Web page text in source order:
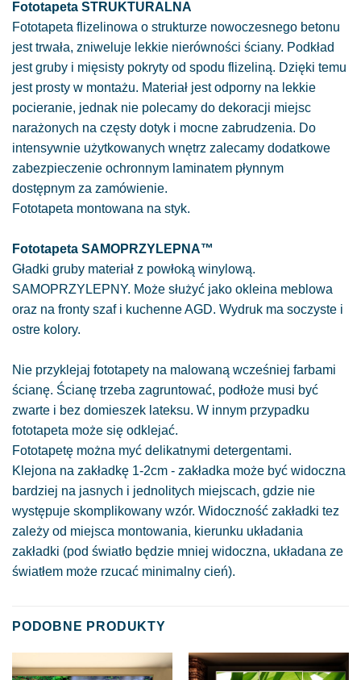
Fototapeta STRUKTURALNA
Fototapeta flizelinowa o strukturze nowoczesnego betonu
jest trwała, zniweluje lekkie nierówności ściany. Podkład
jest gruby i mięsisty pokryty od spodu flizeliną. Dzięki temu
jest prosty w montażu. Materiał jest odporny na lekkie
pocieranie, jednak nie polecamy do dekoracji miejsc
narażonych na częsty dotyk i mocne zabrudzenia. Do
intensywnie użytkowanych wnętrz zalecamy dodatkowe
zabezpieczenie ochronnym laminatem płynnym
dostępnym za zamówienie.
Fototapeta montowana na styk.
Fototapeta SAMOPRZYLEPNA™
Gładki gruby materiał z powłoką winylową.
SAMOPRZYLEPNY. Może służyć jako okleina meblowa
oraz na fronty szaf i kuchenne AGD. Wydruk ma soczyste i
ostre kolory.
Nie przyklejaj fototapety na malowaną wcześniej farbami
ścianę. Ścianę trzeba zagruntować, podłoże musi być
zwarte i bez domieszek lateksu. W innym przypadku
fototapeta może się odklejać.
Fototapetę można myć delikatnymi detergentami.
Klejona na zakładkę 1-2cm - zakładka może być widoczna
bardziej na jasnych i jednolitych miejscach, gdzie nie
występuje skomplikowany wzór. Widoczność zakładki tez
zależy od miejsca montowania, kierunku układania
zakładki (pod światło będzie mniej widoczna, układana ze
światłem może rzucać minimalny cień).
PODOBNE PRODUKTY